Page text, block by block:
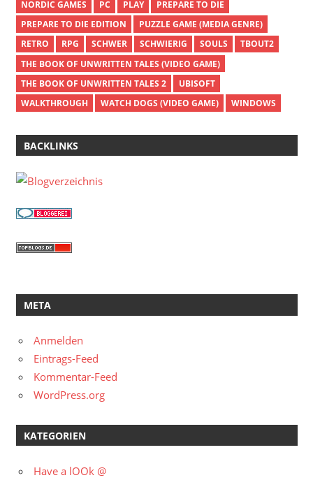
NORDIC GAMES PC PLAY
PREPARE TO DIE
PREPARE TO DIE EDITION
PUZZLE GAME (MEDIA GENRE)
RETRO
RPG SCHWER SCHWIERIG SOULS
TBOUT2
THE BOOK OF UNWRITTEN TALES (VIDEO GAME)
THE BOOK OF UNWRITTEN TALES 2
UBISOFT
WALKTHROUGH
WATCH DOGS (VIDEO GAME) WINDOWS
BACKLINKS
META
Anmelden
Eintrags-Feed
Kommentar-Feed
WordPress.org
KATEGORIEN
Have a lOOk @